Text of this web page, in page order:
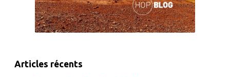
Articles récents